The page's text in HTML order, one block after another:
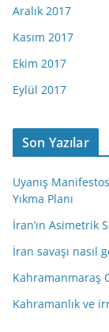
Aralık 2017
Kasım 2017
Ekim 2017
Eylül 2017
Son Yazılar
Uyanış
Yıkma Planı
İran’ın Asimetrik
İran savaşı nasıl
Kahramanmaraş
Kahramanlık ve